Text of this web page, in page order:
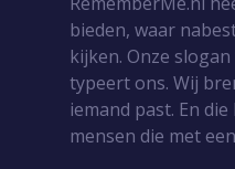
bieden, waar
kijken. Onze
typeert ons. Wij
iemand past. En
mensen die met